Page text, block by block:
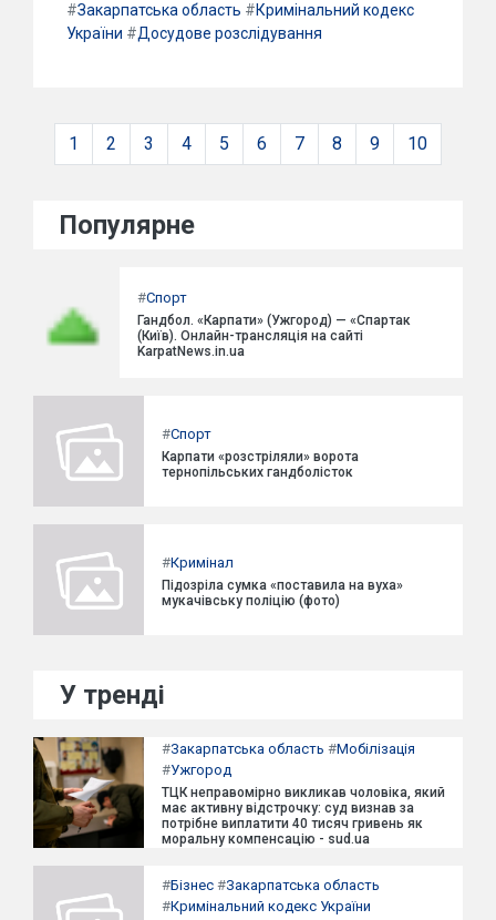
#Закарпатська область #Кримінальний кодекс
України #Досудове розслідування
1 2 3 4 5 6 7 8 9 10
Популярне
#Спорт
Гандбол. «Карпати» (Ужгород) — «Спартак
(Київ). Онлайн-трансляція на сайті
KarpatNews.in.ua
#Спорт
Карпати «розстріляли» ворота
тернопільських гандболісток
#Кримінал
Підозріла сумка «поставила на вуха»
мукачівську поліцію (фото)
У тренді
#Закарпатська область #Мобілізація
#Ужгород
ТЦК неправомірно викликав чоловіка, який
має активну відстрочку: суд визнав за
потрібне виплатити 40 тисяч гривень як
моральну компенсацію - sud.ua
#Бізнес #Закарпатська область
#Кримінальний кодекс України